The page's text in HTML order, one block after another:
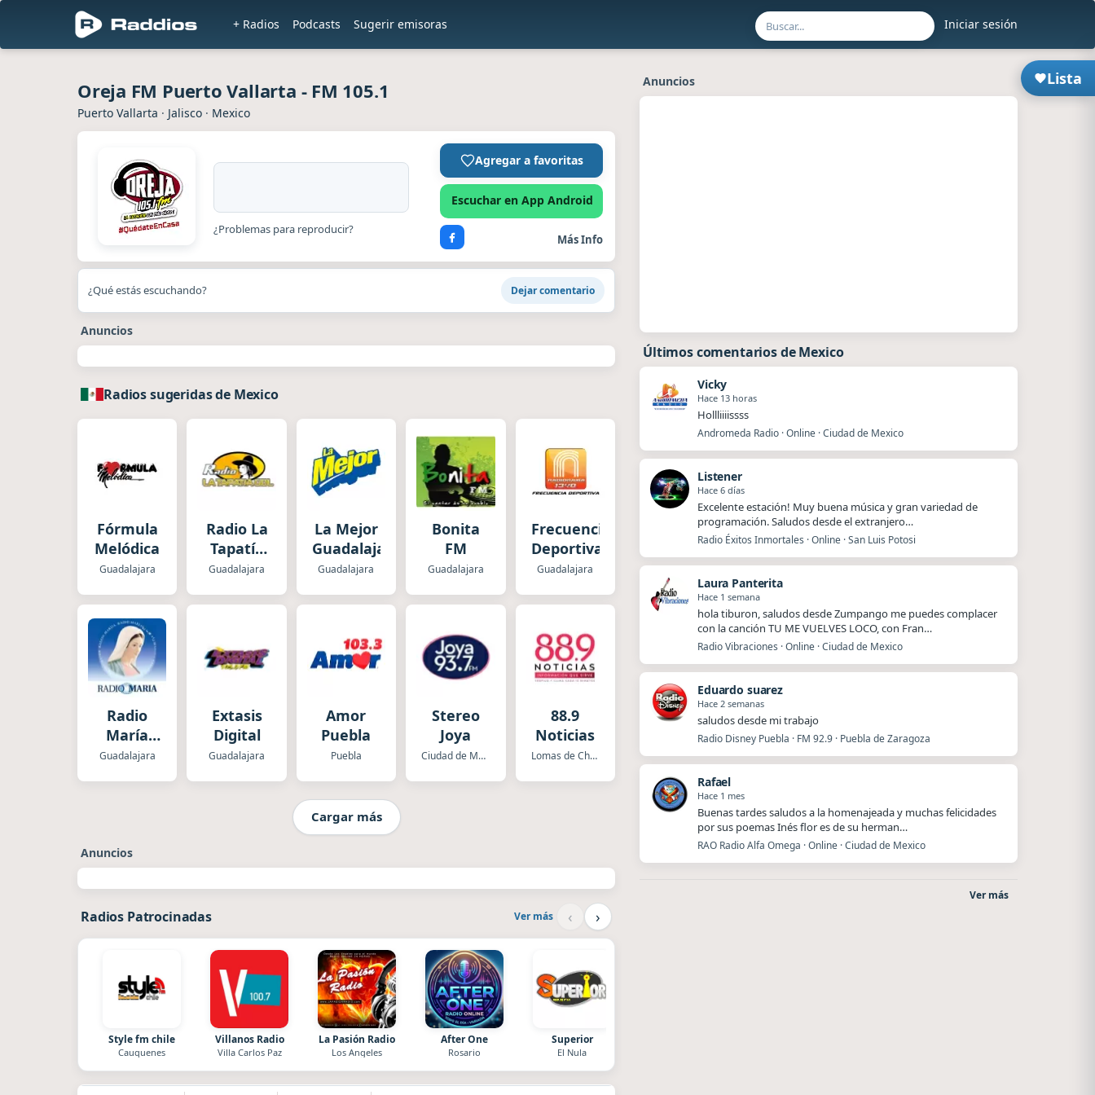
Iniciar sesión
+ Radios Podcasts Sugerir emisoras
Lista
Oreja FM Puerto Vallarta - FM 105.1
Puerto Vallarta · Jalisco · Mexico
¿Problemas para reproducir?
Agregar a favoritas
Escuchar en App Android
Más Info
¿Qué estás escuchando? Dejar comentario
Anuncios
Radios sugeridas de Mexico
Fórmula
Melódica
Guadalajara
Radio La
Tapatía
GDL
Guadalajara
La Mejor
Guadalajara
Guadalajara
Bonita
FM
Guadalajara
Frecuencia
Deportiva
Guadalajara
Radio
María
México
Guadalajara
Extasis
Digital
Guadalajara
Amor
Puebla
Puebla
Stereo
Joya
Ciudad de Mexico
88.9
Noticias
Lomas de Chapultepec
Cargar más
Anuncios
Radios Patrocinadas Ver más ‹ ›
Style fm chile
Cauquenes
Villanos Radio
Villa Carlos Paz
La Pasión Radio
Los Angeles
After One
Rosario
Superior
El Nula
Anuncios
Últimos comentarios de Mexico
Vicky
Hace 13 horas
Hollliiiissss
Andromeda Radio · Online · Ciudad de Mexico
Listener
Hace 6 días
Excelente estación! Muy buena música y gran variedad de
programación. Saludos desde el extranjero…
Radio Éxitos Inmortales · Online · San Luis Potosi
Laura Panterita
Hace 1 semana
hola tiburon, saludos desde Zumpango me puedes complacer
con la canción TU ME VUELVES LOCO, con Fran…
Radio Vibraciones · Online · Ciudad de Mexico
Eduardo suarez
Hace 2 semanas
saludos desde mi trabajo
Radio Disney Puebla · FM 92.9 · Puebla de Zaragoza
Rafael
Hace 1 mes
Buenas tardes saludos a la homenajeada y muchas felicidades
por sus poemas Inés flor es de su herman…
RAO Radio Alfa Omega · Online · Ciudad de Mexico
Ver más